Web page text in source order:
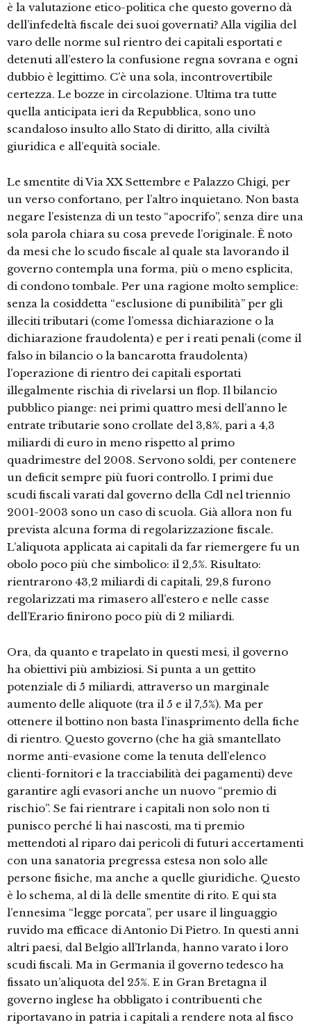
è la valutazione etico-politica che questo governo dà
dell’infedeltà fiscale dei suoi governati? Alla vigilia del
varo delle norme sul rientro dei capitali esportati e
detenuti all’estero la confusione regna sovrana e ogni
dubbio è legittimo. C’è una sola, incontrovertibile
certezza. Le bozze in circolazione. Ultima tra tutte
quella anticipata ieri da Repubblica, sono uno
scandaloso insulto allo Stato di diritto, alla civiltà
giuridica e all’equità sociale.
Le smentite di Via XX Settembre e Palazzo Chigi, per
un verso confortano, per l’altro inquietano. Non basta
negare l’esistenza di un testo “apocrifo”, senza dire una
sola parola chiara su cosa prevede l’originale. È noto
da mesi che lo scudo fiscale al quale sta lavorando il
governo contempla una forma, più o meno esplicita,
di condono tombale. Per una ragione molto semplice:
senza la cosiddetta “esclusione di punibilità” per gli
illeciti tributari (come l’omessa dichiarazione o la
dichiarazione fraudolenta) e per i reati penali (come il
falso in bilancio o la bancarotta fraudolenta)
l’operazione di rientro dei capitali esportati
illegalmente rischia di rivelarsi un flop. Il bilancio
pubblico piange: nei primi quattro mesi dell’anno le
entrate tributarie sono crollate del 3,8%, pari a 4,3
miliardi di euro in meno rispetto al primo
quadrimestre del 2008. Servono soldi, per contenere
un deficit sempre più fuori controllo. I primi due
scudi fiscali varati dal governo della Cdl nel triennio
2001-2003 sono un caso di scuola. Già allora non fu
prevista alcuna forma di regolarizzazione fiscale.
L’aliquota applicata ai capitali da far riemergere fu un
obolo poco più che simbolico: il 2,5%. Risultato:
rientrarono 43,2 miliardi di capitali, 29,8 furono
regolarizzati ma rimasero all’estero e nelle casse
dell’Erario finirono poco più di 2 miliardi.
Ora, da quanto e trapelato in questi mesi, il governo
ha obiettivi più ambiziosi. Si punta a un gettito
potenziale di 5 miliardi, attraverso un marginale
aumento delle aliquote (tra il 5 e il 7,5%). Ma per
ottenere il bottino non basta l’inasprimento della fiche
di rientro. Questo governo (che ha già smantellato
norme anti-evasione come la tenuta dell’elenco
clienti-fornitori e la tracciabilità dei pagamenti) deve
garantire agli evasori anche un nuovo “premio di
rischio”. Se fai rientrare i capitali non solo non ti
punisco perché li hai nascosti, ma ti premio
mettendoti al riparo dai pericoli di futuri accertamenti
con una sanatoria pregressa estesa non solo alle
persone fisiche, ma anche a quelle giuridiche. Questo
è lo schema, al di là delle smentite di rito. E qui sta
l’ennesima “legge porcata”, per usare il linguaggio
ruvido ma efficace di Antonio Di Pietro. In questi anni
altri paesi, dal Belgio all’Irlanda, hanno varato i loro
scudi fiscali. Ma in Germania il governo tedesco ha
fissato un’aliquota del 25%. E in Gran Bretagna il
governo inglese ha obbligato i contribuenti che
riportavano in patria i capitali a rendere nota al fisco